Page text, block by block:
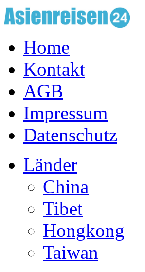
Home
Kontakt
AGB
Impressum
Datenschutz
Länder
China
Tibet
Hongkong
Taiwan